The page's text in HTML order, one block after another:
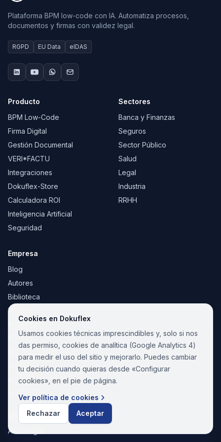
Plataforma BPM low-code con IA. Automatiza procesos,
documentos y firmas con validez legal.
RGPD EU Data eIDAS
Producto
BPM Low-Code
Firma Digital
Gestión Documental
VERI*FACTU
Integraciones
Dokuflex-Store
Calculadora ROI
Inteligencia Artificial
Seguridad
Sectores
Banca y Finanzas
Seguros
Sector Público
Salud
Legal
Industria
RRHH
Empresa
Blog
Autores
Biblioteca
Videos
Contacto
Casos de éxito
vs Appian
vs Bizagi
vs Camunda
Aviso legal
Cookies en Dokuflex
Usamos cookies técnicas imprescindibles y, solo si nos
das permiso, cookies de analítica (Google Analytics 4)
para medir el uso del sitio y mejorarlo. Puedes cambiar
tu decisión cuando quieras desde «Configurar
cookies», en el pie de página.
Ver política de cookies
Rechazar
Aceptar